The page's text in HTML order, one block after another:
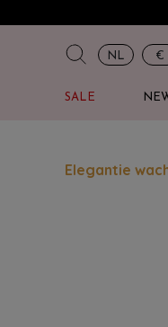
NL €
SALE
Elegantie